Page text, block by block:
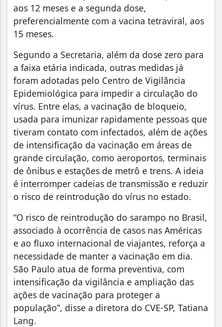
aos 12 meses e a segunda dose,
preferencialmente com a vacina tetraviral, aos
15 meses.
Segundo a Secretaria, além da dose zero para
a faixa etária indicada, outras medidas já
foram adotadas pelo Centro de Vigilância
Epidemiológica para impedir a circulação do
vírus. Entre elas, a vacinação de bloqueio,
usada para imunizar rapidamente pessoas que
tiveram contato com infectados, além de ações
de intensificação da vacinação em áreas de
grande circulação, como aeroportos, terminais
de ônibus e estações de metrô e trens. A ideia
é interromper cadeias de transmissão e reduzir
o risco de reintrodução do vírus no estado.
“O risco de reintrodução do sarampo no Brasil,
associado à ocorrência de casos nas Américas
e ao fluxo internacional de viajantes, reforça a
necessidade de manter a vacinação em dia.
São Paulo atua de forma preventiva, com
intensificação da vigilância e ampliação das
ações de vacinação para proteger a
população”, disse a diretora do CVE-SP, Tatiana
Lang.